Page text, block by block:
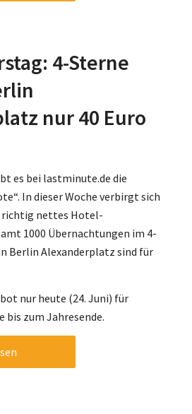
4-Sterne
nur 40 Euro
es bei lastminute.de die
In dieser Woche verbirgt sich
richtig nettes Hotel-
1000 Übernachtungen im 4-
Berlin Alexanderplatz sind für
nur heute (24. Juni) für
bis zum Jahresende.